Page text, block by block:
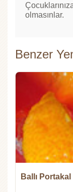
olmasınlar.
Benzer
Ballı